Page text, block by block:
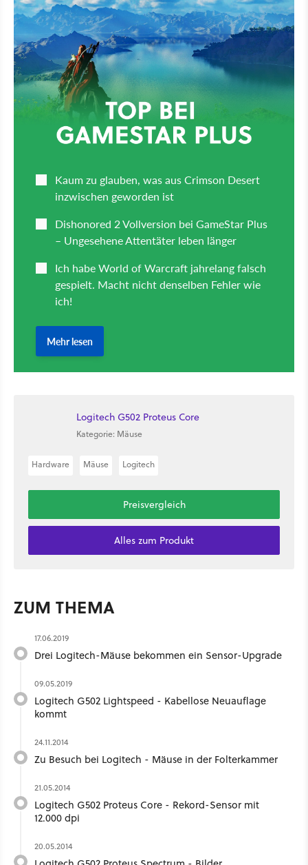
Logitech G502 Proteus Core
Kategorie: Mäuse
Hardware Mäuse Logitech
Preisvergleich
Alles zum Produkt
ZUM THEMA
17.06.2019
Drei Logitech-Mäuse bekommen ein Sensor-Upgrade
09.05.2019
Logitech G502 Lightspeed - Kabellose Neuauflage
kommt
24.11.2014
Zu Besuch bei Logitech - Mäuse in der Folterkammer
21.05.2014
Logitech G502 Proteus Core - Rekord-Sensor mit
12.000 dpi
20.05.2014